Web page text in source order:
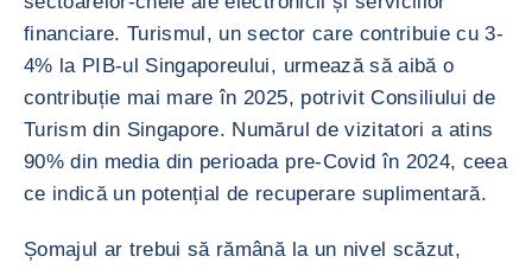
financiare. Turismul, un sector care contribuie cu 3-
4% la PIB-ul Singaporeului, urmează să aibă o
contribuție mai mare în 2025, potrivit Consiliului de
Turism din Singapore. Numărul de vizitatori a atins
90% din media din perioada pre-Covid în 2024, ceea
ce indică un potențial de recuperare suplimentară.
Șomajul ar trebui să rămână la un nivel scăzut,